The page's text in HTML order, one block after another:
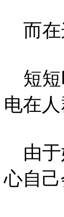
而在
短短
电在人
由于
心自己